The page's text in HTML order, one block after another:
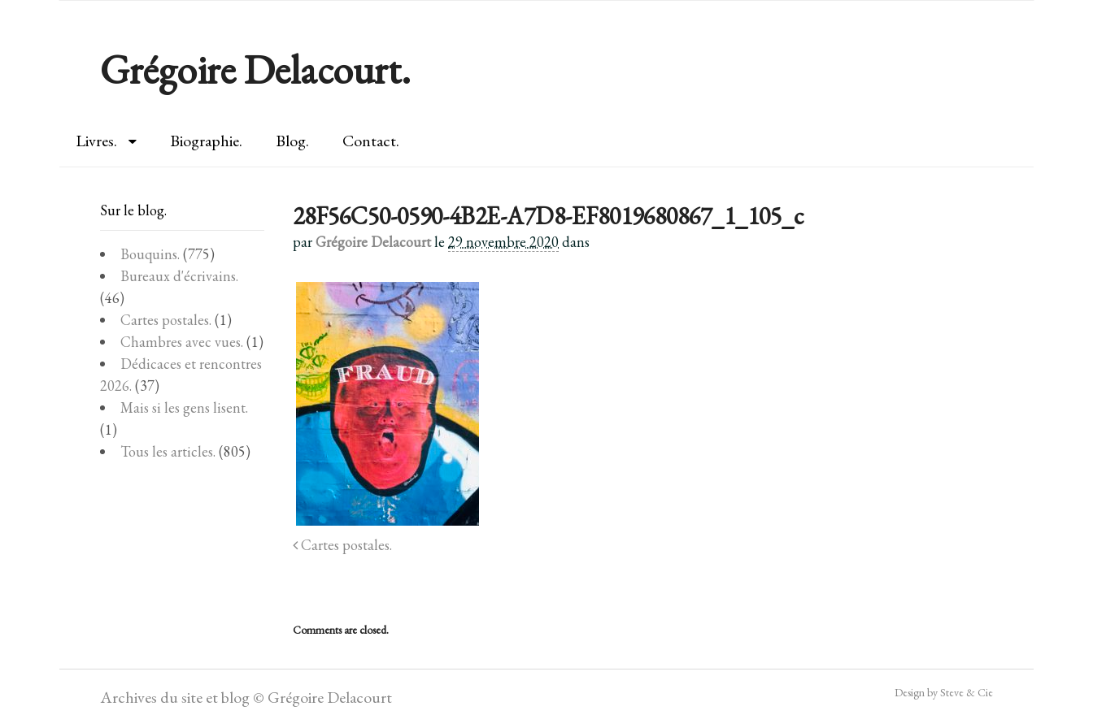
Grégoire Delacourt.
Livres. Biographie. Blog. Contact.
28F56C50-0590-4B2E-A7D8-EF8019680867_1_105_c
parGrégoire Delacourtle 29 novembre 2020dans
Cartes postales.
Comments are closed.
Sur le blog.
Bouquins. (775)
Bureaux d'écrivains.
(46)
Cartes postales. (1)
Chambres avec vues. (1)
Dédicaces et rencontres
2026. (37)
Mais si les gens lisent.
(1)
Tous les articles. (805)
Archives du site et blog © Grégoire Delacourt Design by Steve & Cie